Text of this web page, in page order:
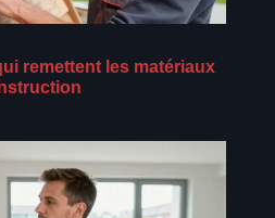
remettent les matériaux